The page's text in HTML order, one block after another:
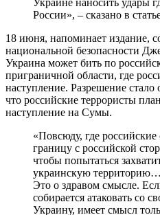
России», – сказано в
18 июня, напоминает издание,
национальной безопасности
Украина может бить по
приграничной области, где
наступление. Разрешение стало
что российские террористы
наступление на Сумы.
«Повсюду, где
границу с российской
чтобы попытаться
украинскую
Это о здравом смысле.
собирается атаковать со
Украину, имеет смысл